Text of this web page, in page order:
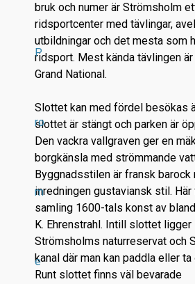
P
ro
m
e
bruk och numer är Strömsholm
ridsportcenter med tävlingar,
utbildningar och det mesta som
ridsport. Mest kända tävlingen
Grand National.
Slottet kan med fördel besökas
slottet är stängt och parken är
Den vackra vallgraven ger en
borgkänsla med strömmande
Byggnadsstilen är fransk barock
inredningen gustaviansk stil.
samling 1600-tals konst av
K. Ehrenstrahl. Intill slottet ligger
Strömsholms naturreservat och
kanal där man kan paddla eller ta
Runt slottet finns väl bevarade